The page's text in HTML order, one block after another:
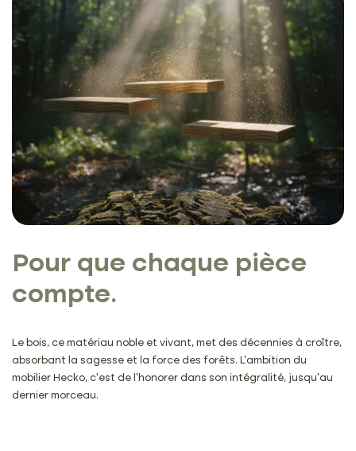
Pour que chaque pièce
compte.
Le bois, ce matériau noble et vivant, met des décennies à croître,
absorbant la sagesse et la force des forêts. L’ambition du
mobilier Hecko, c’est de l’honorer dans son intégralité, jusqu’au
dernier morceau.